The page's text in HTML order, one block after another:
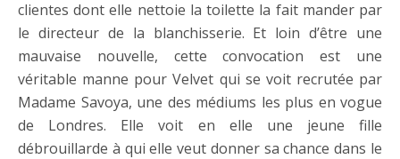
clientes dont elle nettoie la toilette la fait mander par
le directeur de la blanchisserie. Et loin d’être une
mauvaise nouvelle, cette convocation est une
véritable manne pour Velvet qui se voit recrutée par
Madame Savoya, une des médiums les plus en vogue
de Londres. Elle voit en elle une jeune fille
débrouillarde à qui elle veut donner sa chance dans le